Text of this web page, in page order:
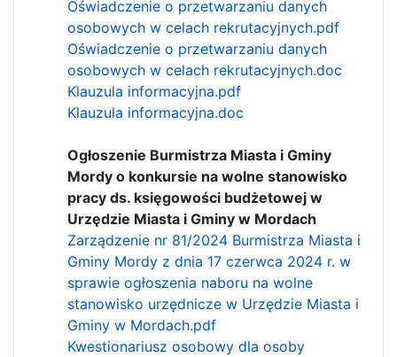
Oświadczenie o przetwarzaniu danych
osobowych w celach rekrutacyjnych.pdf
Oświadczenie o przetwarzaniu danych
osobowych w celach rekrutacyjnych.doc
Klauzula informacyjna.pdf
Klauzula informacyjna.doc
Ogłoszenie Burmistrza Miasta i Gminy
Mordy o konkursie na wolne stanowisko
pracy ds. księgowości budżetowej w
Urzędzie Miasta i Gminy w Mordach
Zarządzenie nr 81/2024 Burmistrza Miasta i
Gminy Mordy z dnia 17 czerwca 2024 r. w
sprawie ogłoszenia naboru na wolne
stanowisko urzędnicze w Urzędzie Miasta i
Gminy w Mordach.pdf
Kwestionariusz osobowy dla osoby